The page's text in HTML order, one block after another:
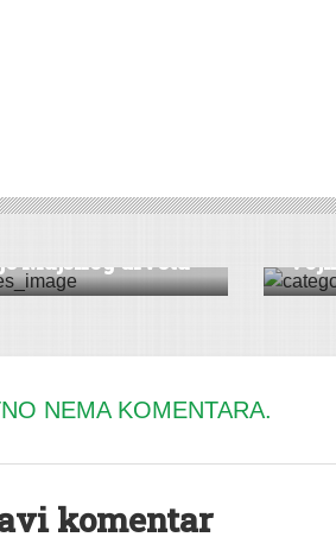
KULTURA|VESTI|ŠID
Majskog drveta
VESTI|
NEMA KOMENTARA.
komentar